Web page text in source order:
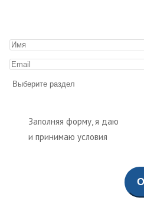
Заполняя форму, я даю
и принимаю условия